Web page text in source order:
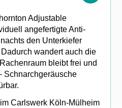
Adjustable
angefertigte Anti-
den Unterkiefer
wandert auch die
bleibt frei und
Schnarchgeräusche
Carlswerk Köln-Mülheim